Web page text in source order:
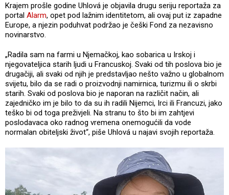
Krajem prošle godine Uhlová je objavila drugu seriju reportaža za
portal Alarm, opet pod lažnim identitetom, ali ovaj put iz zapadne
Europe, a njezin poduhvat podržao je češki Fond za nezavisno
novinarstvo.
„Radila sam na farmi u Njemačkoj, kao sobarica u Irskoj i
njegovateljica starih ljudi u Francuskoj. Svaki od tih poslova bio je
drugačiji, ali svaki od njih je predstavljao nešto važno u globalnom
svijetu, bilo da se radi o proizvodnji namirnica, turizmu ili o skrbi
starih. Svaki od poslova bio je naporan na različit način, ali
zajedničko im je bilo to da su ih radili Nijemci, Irci ili Francuzi, jako
teško bi od toga preživjeli. Na stranu to što bi im zahtjevi
poslodavaca oko radnog vremena onemogućili da vode
normalan obiteljski život“, piše Uhlová u najavi svojih reportaža.